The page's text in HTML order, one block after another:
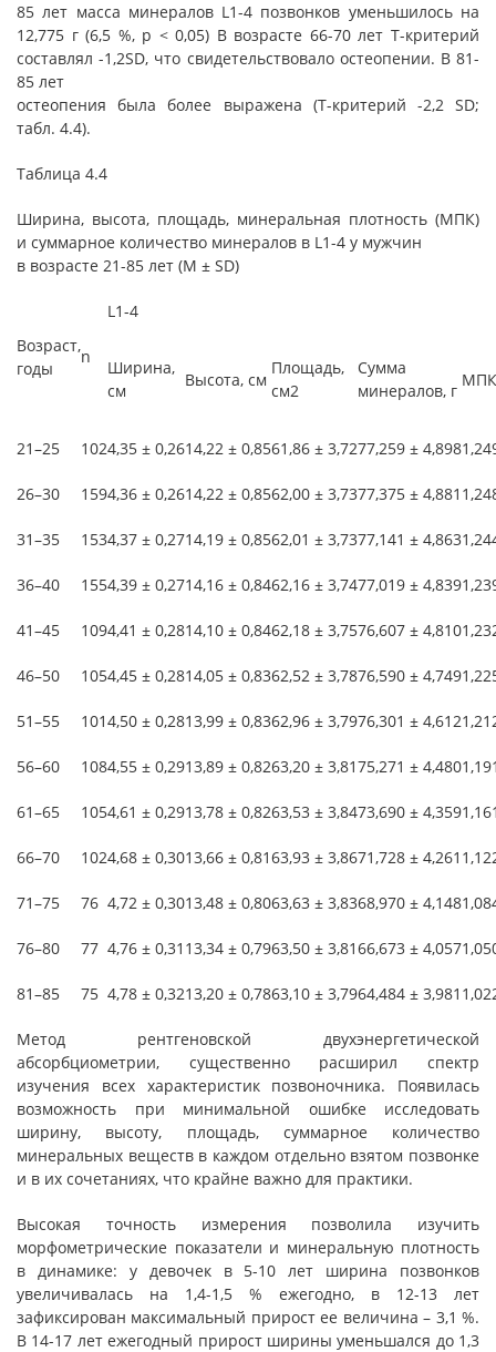
85 лет масса минералов L1-4 позвонков уменьшилось на
12,775 г (6,5 %, р < 0,05) В возрасте 66-70 лет Т-критерий
составлял -1,2SD, что свидетельствовало остеопении. В 81-
85 лет
остеопения была более выражена (Т-критерий -2,2 SD;
табл. 4.4).
Таблица 4.4
Ширина, высота, площадь, минеральная плотность (МПК)
и суммарное количество минералов в L1-4 у мужчин
в возрасте 21-85 лет (M ± SD)
Возраст,
годы
n
L1-4
Ширина,
см
Высота, см
Площадь,
см2
Сумма
минералов, г
21–25 1024,35 ± 0,2614,22 ± 0,8561,86 ± 3,7277,259 ± 4,898
26–30 1594,36 ± 0,2614,22 ± 0,8562,00 ± 3,7377,375 ± 4,881
31–35 1534,37 ± 0,2714,19 ± 0,8562,01 ± 3,7377,141 ± 4,863
36–40 1554,39 ± 0,2714,16 ± 0,8462,16 ± 3,7477,019 ± 4,839
41–45 1094,41 ± 0,2814,10 ± 0,8462,18 ± 3,7576,607 ± 4,810
46–50 1054,45 ± 0,2814,05 ± 0,8362,52 ± 3,7876,590 ± 4,749
51–55 1014,50 ± 0,2813,99 ± 0,8362,96 ± 3,7976,301 ± 4,612
56–60 1084,55 ± 0,2913,89 ± 0,8263,20 ± 3,8175,271 ± 4,480
61–65 1054,61 ± 0,2913,78 ± 0,8263,53 ± 3,8473,690 ± 4,359
66–70 1024,68 ± 0,3013,66 ± 0,8163,93 ± 3,8671,728 ± 4,261
71–75 76 4,72 ± 0,3013,48 ± 0,8063,63 ± 3,8368,970 ± 4,148
76–80 77 4,76 ± 0,31 13,34 ± 0,7963,50 ± 3,8166,673 ± 4,057
81–85 75 4,78 ± 0,3213,20 ± 0,7863,10 ± 3,7964,484 ± 3,981
Метод рентгеновской двухэнергетической
абсорбциометрии, существенно расширил спектр
изучения всех характеристик позвоночника. Появилась
возможность при минимальной ошибке исследовать
ширину, высоту, площадь, суммарное количество
минеральных веществ в каждом отдельно взятом позвонке
и в их сочетаниях, что крайне важно для практики.
Высокая точность измерения позволила изучить
морфометрические показатели и минеральную плотность
в динамике: у девочек в 5-10 лет ширина позвонков
увеличивалась на 1,4-1,5 % ежегодно, в 12-13 лет
зафиксирован максимальный прирост ее величина – 3,1 %.
В 14-17 лет ежегодный прирост ширины уменьшался до 1,3